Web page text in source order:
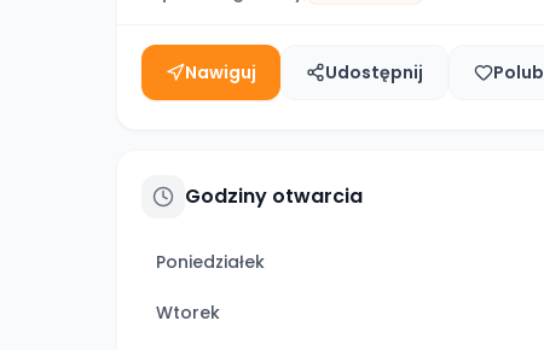
Nawiguj Udostępnij Polub
Godziny otwarcia
Poniedziałek
Wtorek